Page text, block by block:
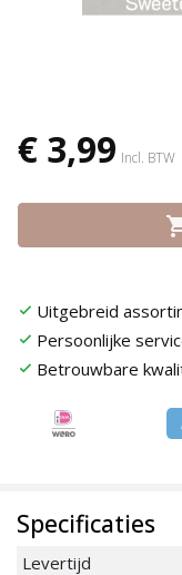
€ 3,99 Incl. BTW
check Uitgebreid
check Persoonlijke
check Betrouwbare
Specificaties
Levertijd